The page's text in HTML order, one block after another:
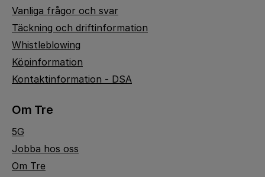
Vanliga frågor och svar
Täckning och driftinformation
Whistleblowing
Köpinformation
Kontaktinformation - DSA
Om Tre
5G
Jobba hos oss
Om Tre